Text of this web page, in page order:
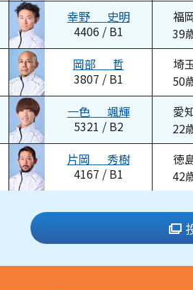
幸野
史明
4406 / B1
福
39
岡部
哲
3807 / B1
埼
50
一色
颯輝
5321 / B2
愛
22
片岡
秀樹
4167 / B1
徳
42